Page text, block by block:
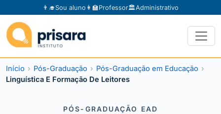
👨‍🎓Sou aluno 👩‍🏫Professor🏛️Administrativo
Início Pós-Graduação
Pós-Graduação em Educação
Linguística E Formação De Leitores
PÓS-GRADUAÇÃO EAD